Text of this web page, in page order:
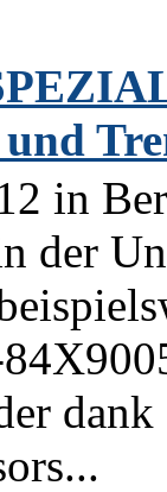
in
der